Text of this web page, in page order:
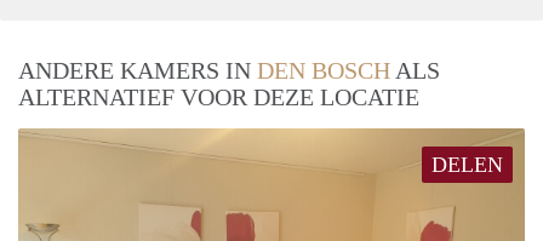
ANDERE KAMERS IN DEN BOSCH ALS
ALTERNATIEF VOOR DEZE LOCATIE
DELEN